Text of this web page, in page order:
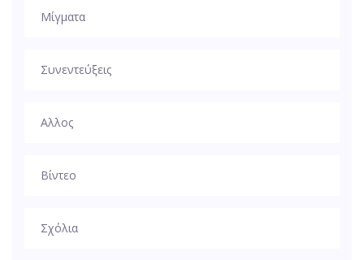
Μίγματα
Συνεντεύξεις
Αλλος
Βίντεο
Σχόλια